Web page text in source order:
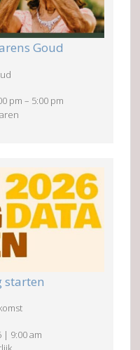
Goud
pm – 5:00 pm
starten
| 9:00 am